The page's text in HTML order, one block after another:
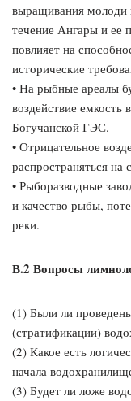
выращивания молоди
течение Ангары и ее
повлияет на
исторические
• На рыбные ареалы
воздействие
Богучанской ГЭС.
• Отрицательное
распространяться
• Рыборазводные
и качество рыбы,
реки.
В.2 Вопросы
(1) Были ли
(стратификации)
(2) Какое есть
начала
(3) Будет ли ложе